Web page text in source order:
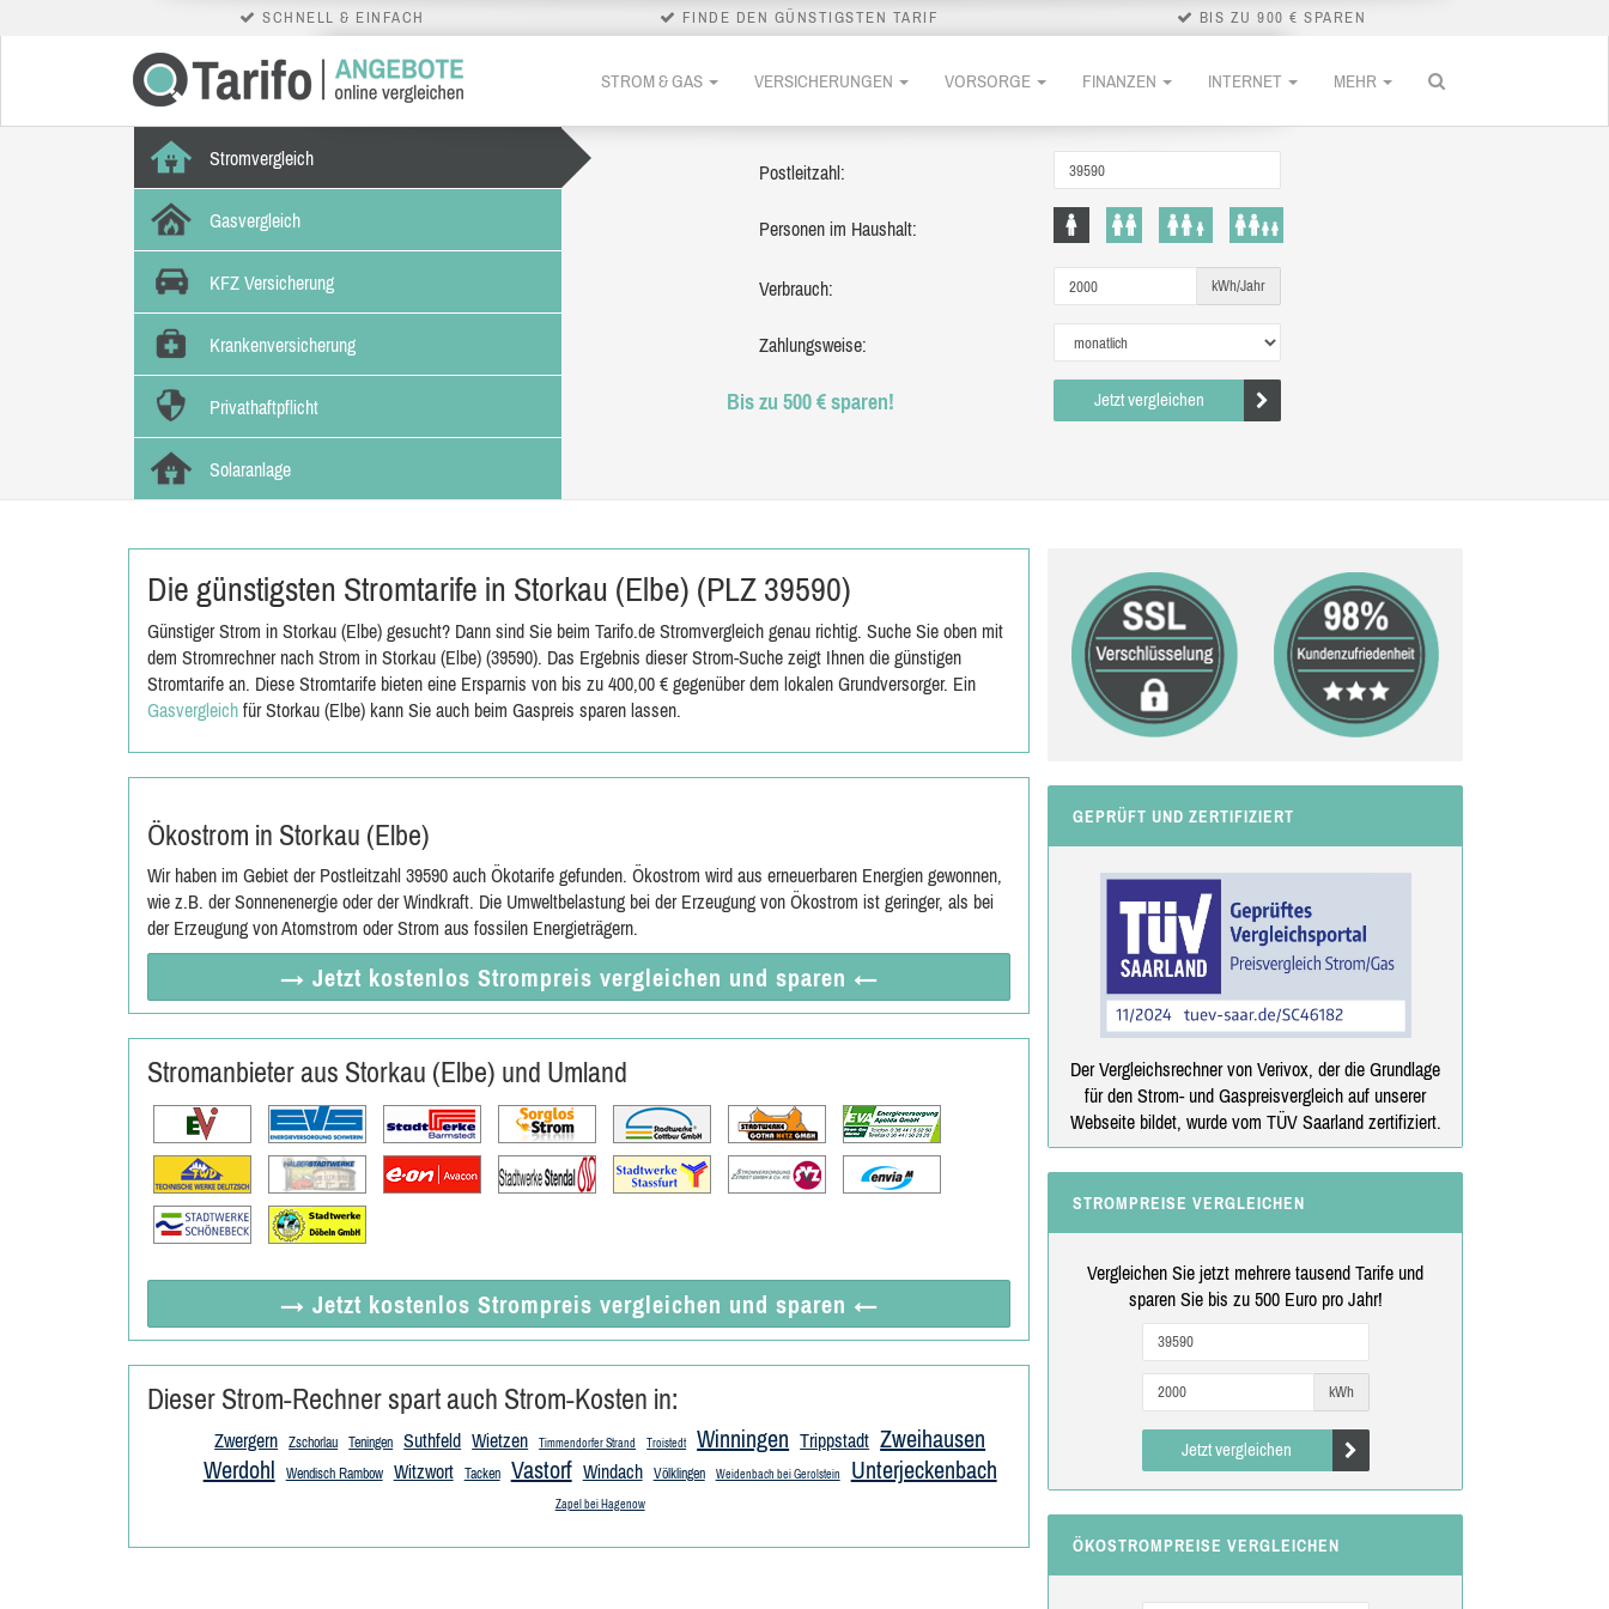
SCHNELL & EINFACH FINDE DEN GÜNSTIGSTEN TARIF BIS ZU 900 € SPAREN
STROM & GAS VERSICHERUNGEN VORSORGE FINANZEN INTERNET MEHR
Stromvergleich
Gasvergleich
KFZ Versicherung
Krankenversicherung
Privathaftpflicht
Solaranlage
Postleitzahl:
Personen im Haushalt:
Verbrauch: kWh/Jahr
Zahlungsweise:
Bis zu 500 € sparen! Jetzt vergleichen
Die günstigsten Stromtarife in Storkau (Elbe) (PLZ 39590)
Günstiger Strom in Storkau (Elbe) gesucht? Dann sind Sie beim Tarifo.de Stromvergleich genau richtig. Suche Sie oben mit
dem Stromrechner nach Strom in Storkau (Elbe) (39590). Das Ergebnis dieser Strom-Suche zeigt Ihnen die günstigen
Stromtarife an. Diese Stromtarife bieten eine Ersparnis von bis zu 400,00 € gegenüber dem lokalen Grundversorger. Ein
Gasvergleich für Storkau (Elbe) kann Sie auch beim Gaspreis sparen lassen.
Ökostrom in Storkau (Elbe)
Wir haben im Gebiet der Postleitzahl 39590 auch Ökotarife gefunden. Ökostrom wird aus erneuerbaren Energien gewonnen,
wie z.B. der Sonnenenergie oder der Windkraft. Die Umweltbelastung bei der Erzeugung von Ökostrom ist geringer, als bei
der Erzeugung von Atomstrom oder Strom aus fossilen Energieträgern.
→ Jetzt kostenlos Strompreis vergleichen und sparen ←
Stromanbieter aus Storkau (Elbe) und Umland
→ Jetzt kostenlos Strompreis vergleichen und sparen ←
Dieser Strom-Rechner spart auch Strom-Kosten in:
Zwergern Zschorlau Teningen Suthfeld Wietzen Timmendorfer Strand Troistedt Winningen Trippstadt Zweihausen
Werdohl
Wendisch Rambow Witzwort Tacken Vastorf Windach Völklingen Weidenbach bei Gerolstein Unterjeckenbach
Zapel bei Hagenow
GEPRÜFT UND ZERTIFIZIERT
Der Vergleichsrechner von Verivox, der die Grundlage
für den Strom- und Gaspreisvergleich auf unserer
Webseite bildet, wurde vom TÜV Saarland zertifiziert.
STROMPREISE VERGLEICHEN
Vergleichen Sie jetzt mehrere tausend Tarife und
sparen Sie bis zu 500 Euro pro Jahr!
kWh
Jetzt vergleichen
ÖKOSTROMPREISE VERGLEICHEN